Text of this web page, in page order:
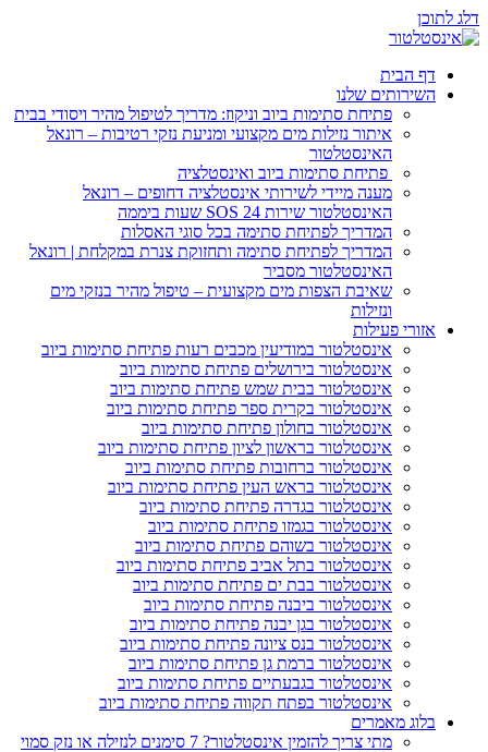
הבית
שלנו
פתיחת סתימות ביוב וניקוז: מדריך לטיפול מהיר ויסודי בבית
איתור נזילות מים מקצועי ומניעת נזקי רטיבות – רונאל
האינסטלטור
פתיחת סתימות ביוב ואינסטלציה
מענה מיידי לשירותי אינסטלציה דחופים – רונאל
האינסטלטור שירות SOS 24 שעות ביממה
המדריך לפתיחת סתימה בכל סוגי האסלות
המדריך לפתיחת סתימה ותחזוקת צנרת במקלחת | רונאל
האינסטלטור מסביר
שאיבת הצפות מים מקצועית – טיפול מהיר בנזקי מים
פעילות
אינסטלטור במודיעין מכבים רעות פתיחת סתימות ביוב
אינסטלטור בירושלים פתיחת סתימות ביוב
אינסטלטור בבית שמש פתיחת סתימות ביוב
אינסטלטור בקרית ספר פתיחת סתימות ביוב
אינסטלטור בחולון פתיחת סתימות ביוב
אינסטלטור בראשון לציון פתיחת סתימות ביוב
אינסטלטור ברחובות פתיחת סתימות ביוב
אינסטלטור בראש העין פתיחת סתימות ביוב
אינסטלטור בגדרה פתיחת סתימות ביוב
אינסטלטור בגמזו פתיחת סתימות ביוב
אינסטלטור בשוהם פתיחת סתימות ביוב
אינסטלטור בתל אביב פתיחת סתימות ביוב
אינסטלטור בבת ים פתיחת סתימות ביוב
אינסטלטור ביבנה פתיחת סתימות ביוב
אינסטלטור בגן יבנה פתיחת סתימות ביוב
אינסטלטור בנס ציונה פתיחת סתימות ביוב
אינסטלטור ברמת גן פתיחת סתימות ביוב
אינסטלטור בגבעתיים פתיחת סתימות ביוב
אינסטלטור בפתח תקווה פתיחת סתימות ביוב
מאמרים
מתי צריך להזמין אינסטלטור? 7 סימנים לנזילה או נזק סמוי